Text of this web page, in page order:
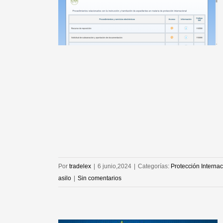
Por tradelex | 6 junio,2024 | Categorías: Protección
asilo | Sin comentarios